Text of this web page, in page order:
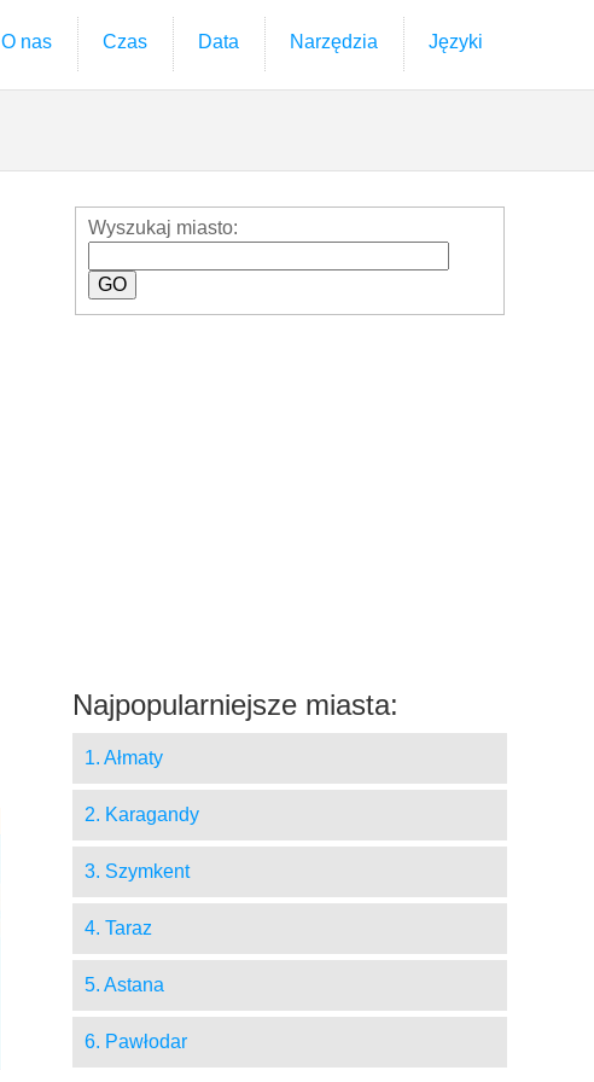
O nas Czas Data Narzędzia Języki
Wyszukaj miasto:
Najpopularniejsze miasta:
1. Ałmaty
2. Karagandy
3. Szymkent
4. Taraz
5. Astana
6. Pawłodar